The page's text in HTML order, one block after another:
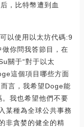
，比特幣遭到血
以使用以太坊代碼:9
你問我答節目，在
關于“對于以太
這個項目哪些方面
言，我希望Doge能
我也希望他們不要
某種為全球公共事務
非貪婪的健全的精